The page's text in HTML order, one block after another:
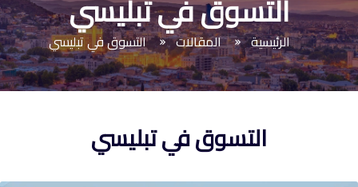
التسوق في تبليسي
الرئيسية المقالات التسوق في تبليسي
التسوق في تبليسي